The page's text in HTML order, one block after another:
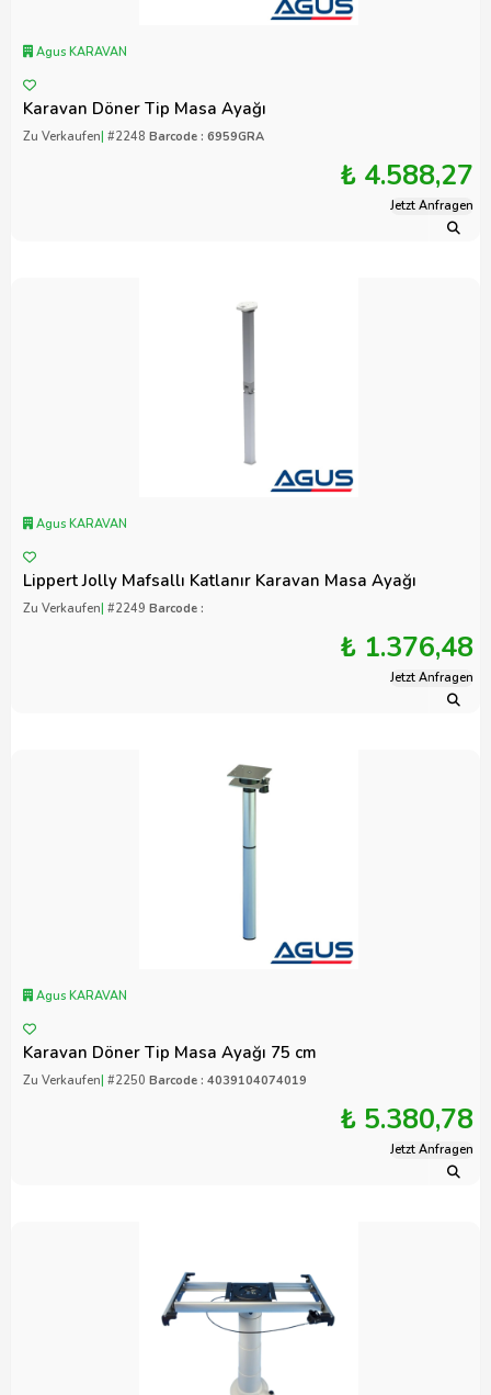
Agus KARAVAN
Karavan Döner Tip Masa Ayağı
Zu Verkaufen| #2248 Barcode : 6959GRA
₺ 4.588,27
Jetzt Anfragen
Agus KARAVAN
Lippert Jolly Mafsallı Katlanır Karavan Masa Ayağı
Zu Verkaufen| #2249 Barcode :
₺ 1.376,48
Jetzt Anfragen
Agus KARAVAN
Karavan Döner Tip Masa Ayağı 75 cm
Zu Verkaufen| #2250 Barcode : 4039104074019
₺ 5.380,78
Jetzt Anfragen